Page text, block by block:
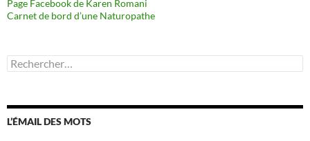
Page Facebook de Karen Romani
Carnet de bord d’une Naturopathe
Rechercher :
L’ÉMAIL DES MOTS